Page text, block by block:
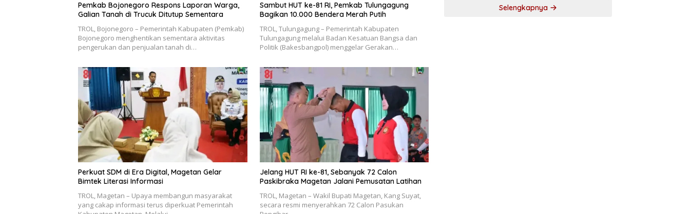
Pemkab Bojonegoro Respons Laporan Warga,
Galian Tanah di Trucuk Ditutup Sementara
TROL, Bojonegoro – Pemerintah Kabupaten (Pemkab)
Bojonegoro menghentikan sementara aktivitas
pengerukan dan penjualan tanah di…
Sambut HUT ke-81 RI, Pemkab Tulungagung
Bagikan 10.000 Bendera Merah Putih
TROL, Tulungagung – Pemerintah Kabupaten
Tulungagung melalui Badan Kesatuan Bangsa dan
Politik (Bakesbangpol) menggelar Gerakan…
Perkuat SDM di Era Digital, Magetan Gelar
Bimtek Literasi Informasi
TROL, Magetan – Upaya membangun masyarakat
yang cakap informasi terus diperkuat Pemerintah
Jelang HUT RI ke-81, Sebanyak 72 Calon
Paskibraka Magetan Jalani Pemusatan Latihan
TROL, Magetan – Wakil Bupati Magetan, Kang Suyat,
secara resmi menyerahkan 72 Calon Pasukan
Selengkapnya